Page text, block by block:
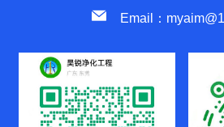
Email：